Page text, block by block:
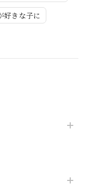
好きな子に